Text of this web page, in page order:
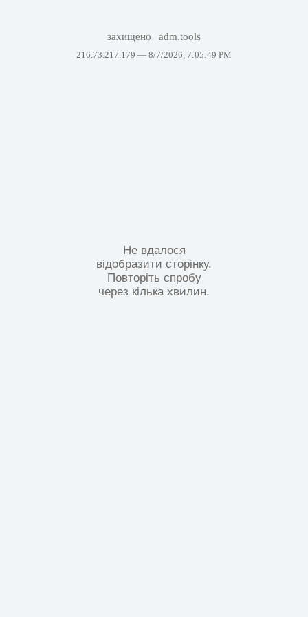
захищено adm.tools
216.73.217.179 — 8/7/2026, 7:05:49 PM
Не вдалося
відобразити сторінку.
Повторіть спробу
через кілька хвилин.